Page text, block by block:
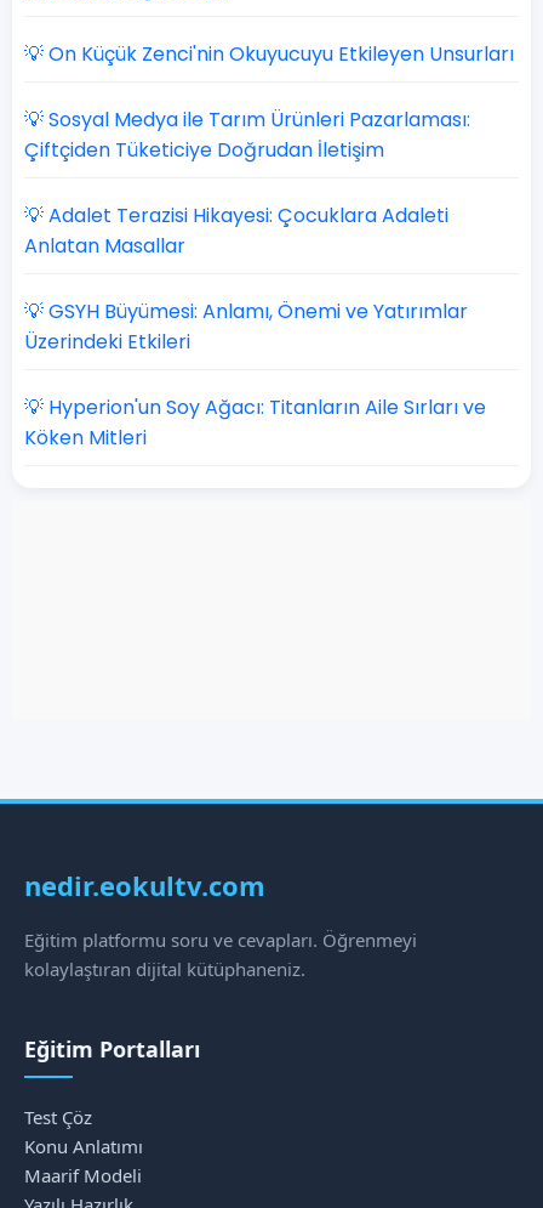
💡 On Küçük Zenci'nin Okuyucuyu Etkileyen Unsurları
💡 Sosyal Medya ile Tarım Ürünleri Pazarlaması:
Çiftçiden Tüketiciye Doğrudan İletişim
💡 Adalet Terazisi Hikayesi: Çocuklara Adaleti
Anlatan Masallar
💡 GSYH Büyümesi: Anlamı, Önemi ve Yatırımlar
Üzerindeki Etkileri
💡 Hyperion'un Soy Ağacı: Titanların Aile Sırları ve
Köken Mitleri
nedir.eokultv.com
Eğitim platformu soru ve cevapları. Öğrenmeyi
kolaylaştıran dijital kütüphaneniz.
Eğitim Portalları
Test Çöz
Konu Anlatımı
Maarif Modeli